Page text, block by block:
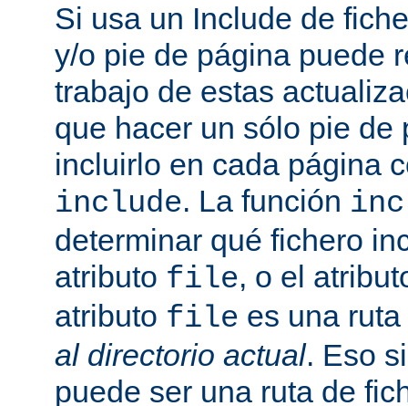
Si usa un Include de
y/o pie de página puede
trabajo de estas
que hacer un sólo pie de
incluirlo en cada página
include. La función
determinar qué fichero
atributo file, o el
atributo file es una
al directorio actual. Eso
puede ser una ruta de